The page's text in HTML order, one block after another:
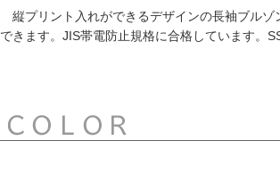
縦プリント入れができるデザインの長袖ブルゾ
できます。JIS帯電防止規格に合格しています。